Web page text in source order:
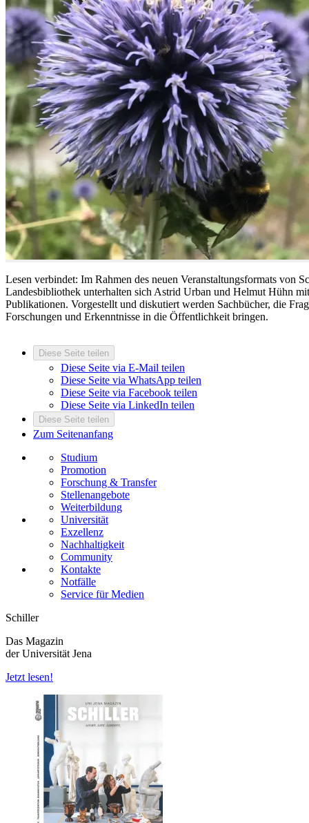
Lesen verbindet: Im Rahmen des neuen Veranstaltungsformats von
Landesbibliothek unterhalten sich Astrid Urban und Helmut Hühn
Publikationen. Vorgestellt und diskutiert werden Sachbücher, die
Forschungen und Erkenntnisse in die Öffentlichkeit bringen.
Diese Seite teilen
Diese Seite via E-Mail teilen
Diese Seite via WhatsApp teilen
Diese Seite via Facebook teilen
Diese Seite via LinkedIn teilen
Diese Seite teilen
Zum Seitenanfang
Studium
Promotion
Forschung & Transfer
Stellenangebote
Weiterbildung
Universität
Exzellenz
Nachhaltigkeit
Community
Kontakte
Notfälle
Service für Medien
Schiller
Das Magazin
der Universität Jena
Jetzt lesen!